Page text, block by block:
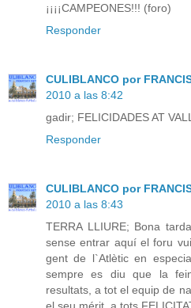
¡¡¡¡CAMPEONES!!! (foro)
Responder
CULIBLANCO por
2010 a las 8:42
gadir; FELICIDADES AT
Responder
CULIBLANCO por
2010 a las 8:43
TERRA LLIURE; Bona
sense entrar aquí el foru
gent de l`Atlètic en
sempre es diu que la
resultats, a tot el equip de